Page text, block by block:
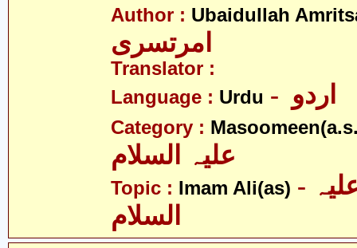
Author : Ubaidullah
امرتسری
Translator :
Language : Urdu
Category :
Topic : Imam Ali(as) - امام علی علیہ
السلام